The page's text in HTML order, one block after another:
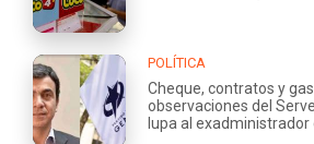
POLÍTICA
Cheque, contratos y
observaciones del
lupa al exadministrador